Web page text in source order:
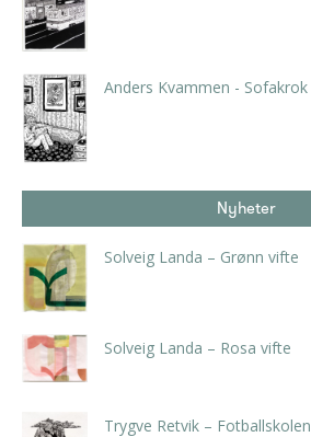
Anders Kvammen - Sofakrok
Nyheter
Solveig Landa – Grønn vifte
Solveig Landa – Rosa vifte
Trygve Retvik – Fotballskolen